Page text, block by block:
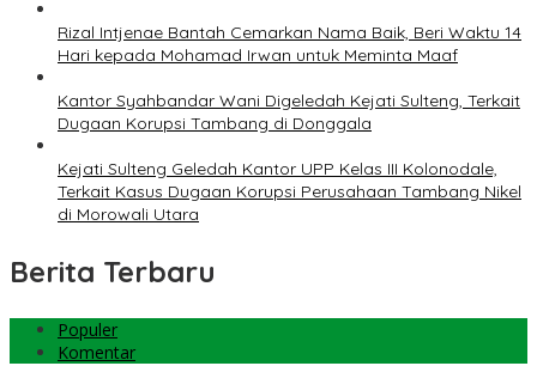
Rizal Intjenae Bantah Cemarkan Nama Baik, Beri Waktu 14
Hari kepada Mohamad Irwan untuk Meminta Maaf
Kantor Syahbandar Wani Digeledah Kejati Sulteng, Terkait
Dugaan Korupsi Tambang di Donggala
Kejati Sulteng Geledah Kantor UPP Kelas III Kolonodale,
Terkait Kasus Dugaan Korupsi Perusahaan Tambang Nikel
di Morowali Utara
Berita Terbaru
Populer
Komentar